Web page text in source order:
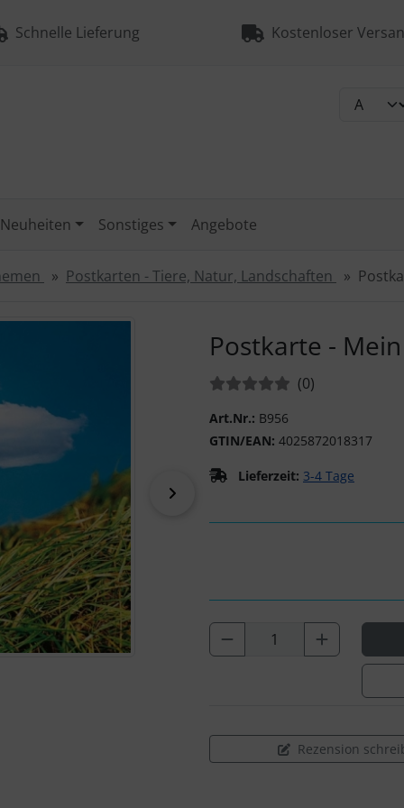
Schnelle Lieferung Kostenloser
Neuheiten Sonstiges Angebote
Postkarten - Tiere, Natur, Landschaften
Postkarte -
Bewertungen:(0Bewertungen
)
Art.Nr.: B956
GTIN/EAN: 4025872018317
Lieferzeit: 3-4 Tage
" und "Vor-Button" nutzen, um zwischen den Bildern
Rezension